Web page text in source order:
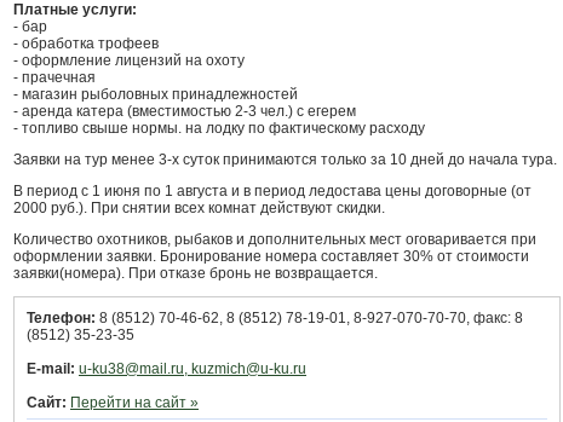
Платные услуги:
- бар
- обработка трофеев
- оформление лицензий на охоту
- прачечная
- магазин рыболовных принадлежностей
- аренда катера (вместимостью 2-3 чел.) с егерем
- топливо свыше нормы. на лодку по фактическому расходу
Заявки на тур менее 3-х суток принимаются только за 10 дней до начала тура.
В период с 1 июня по 1 августа и в период ледостава цены договорные (от
2000 руб.). При снятии всех комнат действуют скидки.
Количество охотников, рыбаков и дополнительных мест оговаривается при
оформлении заявки. Бронирование номера составляет 30% от стоимости
заявки(номера). При отказе бронь не возвращается.
Телефон: 8 (8512) 70-46-62, 8 (8512) 78-19-01, 8-927-070-70-70, факс: 8
(8512) 35-23-35
E-mail: u-ku38@mail.ru, kuzmich@u-ku.ru
Сайт: Перейти на сайт »